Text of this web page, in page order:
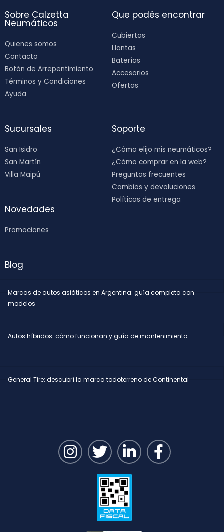
Sobre Calzetta
Neumáticos
Quienes somos
Contacto
Botón de Arrepentimiento
Términos y Condiciones
Ayuda
Que podés encontrar
Cubiertas
Llantas
Baterías
Accesorios
Ofertas
Sucursales
San Isidro
San Martín
Villa Maipú
Novedades
Promociones
Soporte
¿Cómo elijo mis neumáticos?
¿Cómo comprar en la web?
Preguntas frecuentes
Cambios y devoluciones
Políticas de entrega
Blog
Marcas de autos asiáticos en Argentina: guía completa con
modelos
Autos híbridos: cómo funcionan y guía de mantenimiento
General Tire: descubrí la marca todoterreno de Continental
I
n
T
w
i
t
t
e
L
i
n
e
d
F
a